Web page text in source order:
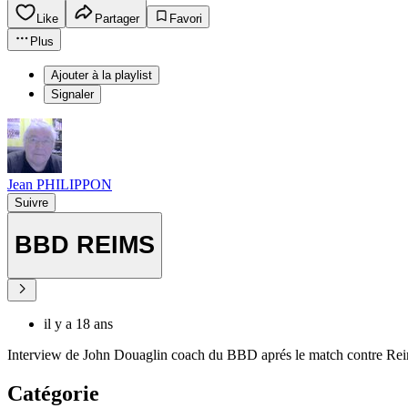
Like Partager
Favori
Plus
Ajouter à la playlist
Signaler
Jean PHILIPPON
Suivre
BBD REIMS
il y a 18 ans
Interview de John Douaglin coach du BBD aprés le match contre
Catégorie